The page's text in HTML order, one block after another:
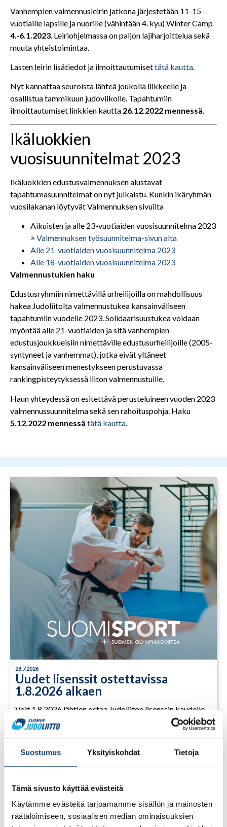
Suostumus Yksityiskohdat Tietoja
Tämä sivusto käyttää evästeitä
Käytämme evästeitä tarjoamamme sisällön ja mainosten
räätälöimiseen, sosiaalisen median ominaisuuksien
Vanhempien valmennusleirin jatkona järjestetään 11-15-
vuotiaille lapsille ja nuorille (vähintään 4. kyu) Winter Camp
4.-6.1.2023 . Leiriohjelmassa on paljon lajiharjoittelua sekä
muuta yhteistoimintaa.
Lasten leirin lisätiedot ja ilmoittautumisettätä kautta.
Nyt kannattaa seuroista lähteä joukolla liikkeelle ja
osallistua tammikuun judoviikolle. Tapahtumiin
ilmoittautumiset linkkien kautta 26.12.2022 mennessä.
Ikäluokkien
vuosisuunnitelmat 2023
Ikäluokkien edustusvalmennuksen alustavat
tapahtumasuunnitelmat on nyt julkaistu. Kunkin ikäryhmän
vuosilakanan löytyvät Valmennuksen sivuilta
Aikuisten ja alle 23-vuotiaiden vuosisuunnitelma 2023
> Valmennuksen työsuunnitelma-sivun alta
Alle 21-vuotiaiden vuosisuunnitelma 2023
Alle 18-vuotiaiden vuosisuunnitelma 2023
Valmennustukien haku
Edustusryhmiin nimettävillä urheilijoilla on mahdollisuus
hakea Judoliitolta valmennustukea kansainväliseen
tapahtumiin vuodelle 2023. Solidaarisuustukea voidaan
myöntää alle 21-vuotiaiden ja sitä vanhempien
edustusjoukkueisiin nimettäville edustusurheilijoille (2005-
syntyneet ja vanhemmat), jotka eivät yltäneet
kansainväliseen menestykseen perustuvassa
rankingpisteytyksessä liiton valmennustuille.
Haun yhteydessä on esitettävä perusteluineen vuoden 2023
valmennussuunnitelma sekä sen rahoituspohja. Haku
5.12.2022 mennessä tätä kautta.
28.7.2026
Uudet lisenssit ostettavissa
1.8.2026 alkaen
Voit 1.8.2026 lähtien ostaa Judoliiton lisenssin kaudelle
1.8.2026 – 31.7.2027 Suomisportissa. Uuden kauden
LUE LISÄÄ